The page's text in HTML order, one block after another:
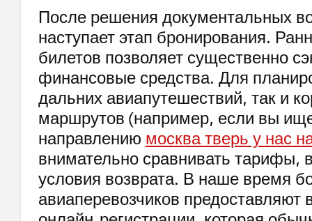
После решения документальных
наступает этап бронирования.
билетов позволяет существенно
финансовые средства. Для
дальних авиапутешествий, так и
маршрутов (например, если вы
направлению москва тверь у нас
внимательно сравнивать тарифы,
условия возврата. В наше время
авиаперевозчиков предоставляют